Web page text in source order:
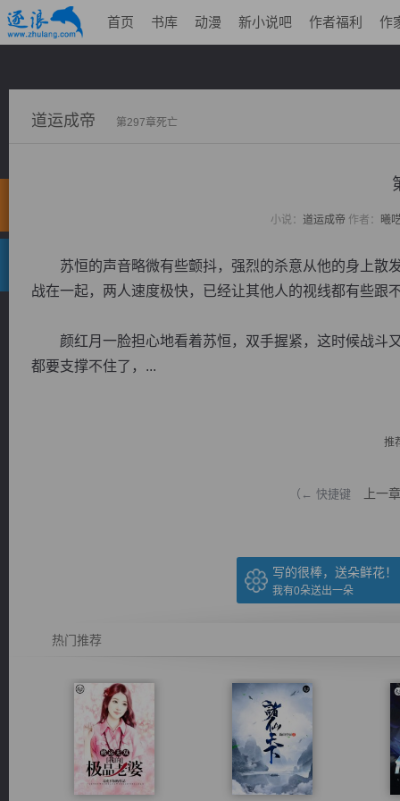
首页 书库 动漫 新小说吧 作者福利 作
道运成帝 第297章死亡
小说： 道运成帝 作者： 曦
苏恒的声音略微有些颤抖，强烈的杀意从他的身上散
战在一起，两人速度极快，已经让其他人的视线都有些跟
颜红月一脸担心地看着苏恒，双手握紧，这时候战斗
都要支撑不住了，...
推
（← 快捷键 上一章
写的很棒，送朵鲜花！
我有0朵送出一朵
热门推荐